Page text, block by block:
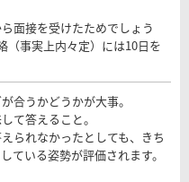
面接を受けたためでしょう
（事実上内々定）には10日を
合うかどうかが大事。
て答えること。
られなかったとしても、きち
ている姿勢が評価されます。